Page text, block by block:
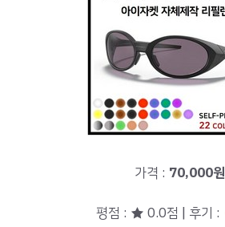
가격 : 70,000원
평점 : ★ 0.0점 | 후기 :